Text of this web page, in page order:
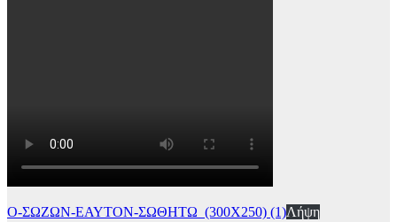
Ο-ΣΩΖΩΝ-ΕΑΥΤΟΝ-ΣΩΘΗΤΩ_(300Χ250) (1)Λήψη